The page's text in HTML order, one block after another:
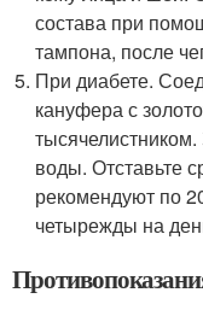
состава при
тампона, после
При диабете.
кануфера с
воды. Отставьте
рекомендуют по
четырежды на